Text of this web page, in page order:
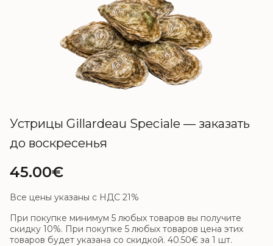
Устрицы Gillardeau Speciale — заказать
до воскресенья
45.00€
Все цены указаны с НДС 21%
При покупке минимум 5 любых товаров вы получите
скидку 10%. При покупке 5 любых товаров цена этих
товаров будет указана со скидкой. 40.50€ за 1 шт.